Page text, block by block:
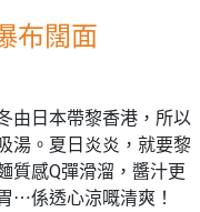
布闊面
由日本帶黎香港，所以
湯。夏日炎炎，就要黎
質感Q彈滑溜，醬汁更
⋯係透心涼嘅清爽！